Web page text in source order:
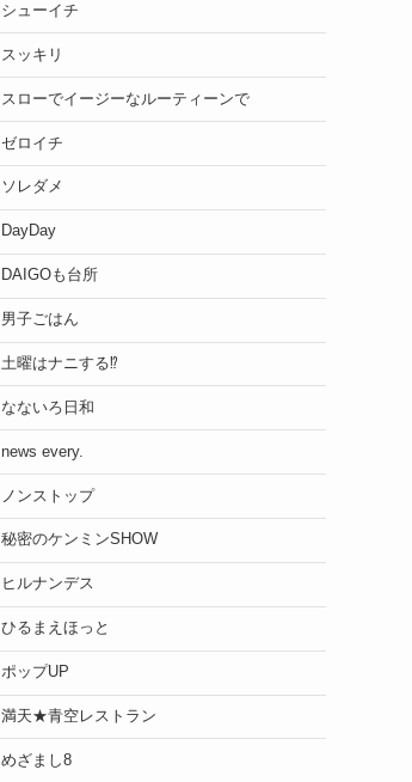
シューイチ
スッキリ
スローでイージーなルーティーンで
ゼロイチ
ソレダメ
DayDay
DAIGOも台所
男子ごはん
土曜はナニする⁉
なないろ日和
news every.
ノンストップ
秘密のケンミンSHOW
ヒルナンデス
ひるまえほっと
ポップUP
満天★青空レストラン
めざまし8